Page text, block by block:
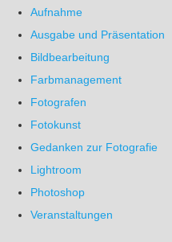
Aufnahme
Ausgabe und Präsentation
Bildbearbeitung
Farbmanagement
Fotografen
Fotokunst
Gedanken zur Fotografie
Lightroom
Photoshop
Veranstaltungen